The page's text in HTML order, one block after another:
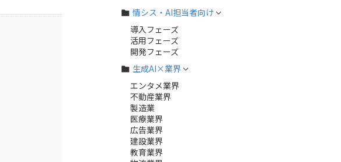
情シス・AI担当者向け
導入フェーズ
活用フェーズ
開発フェーズ
生成AI×業界
エンタメ業界
不動産業界
製造業
医療業界
広告業界
建設業界
教育業界